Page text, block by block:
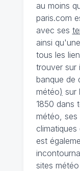
au moins
paris.com
avec ses
ainsi
tous les
trouver sur
banque de
météo) sur
1850 dans
météo, ses
est
sites